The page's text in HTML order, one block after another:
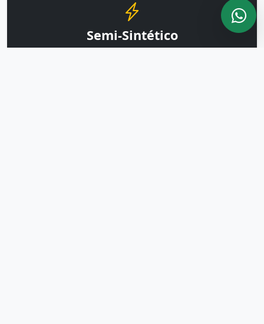
Semi-Sintético